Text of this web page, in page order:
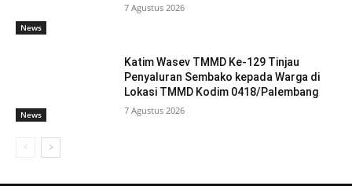
News
7 Agustus 2026
News
Katim Wasev TMMD Ke-129 Tinjau
Penyaluran Sembako kepada Warga di
Lokasi TMMD Kodim 0418/Palembang
7 Agustus 2026